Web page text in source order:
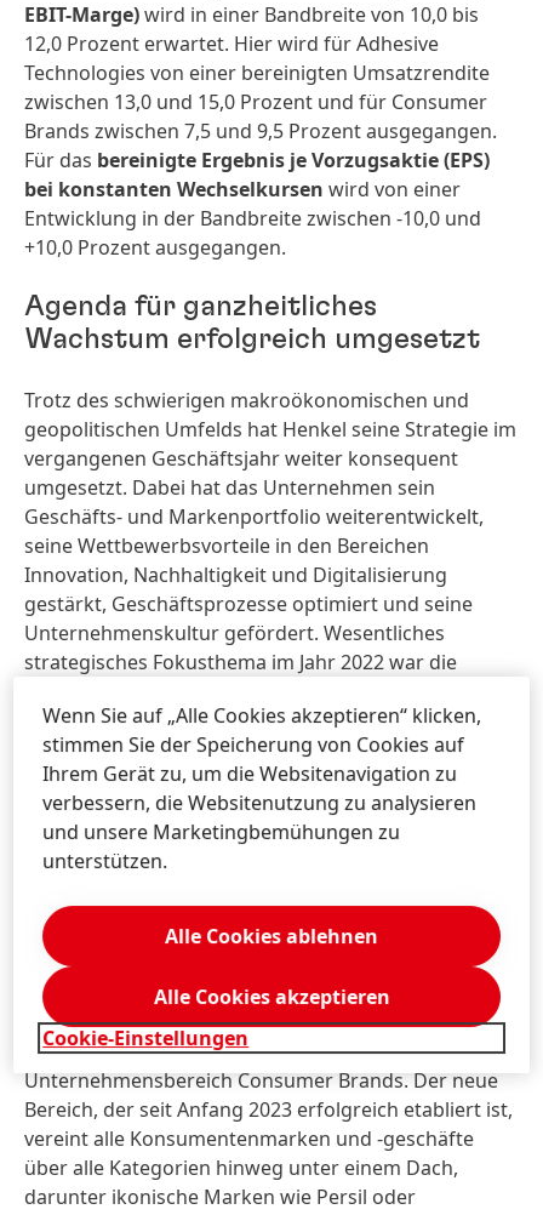
EBIT-Marge)wird in einer Bandbreite von 10,0 bis
12,0 Prozent erwartet. Hier wird für Adhesive
Technologies von einer bereinigten Umsatzrendite
zwischen 13,0 und 15,0 Prozent und für Consumer
Brands zwischen 7,5 und 9,5 Prozent ausgegangen.
Für das bereinigte Ergebnis je Vorzugsaktie(EPS)
bei konstanten Wechselkursen wird von einer
Entwicklung in der Bandbreite zwischen -10,0 und
+10,0 Prozent ausgegangen.
Agenda für ganzheitliches
Wachstum erfolgreich umgesetzt
Trotz des schwierigen makroökonomischen und
geopolitischen Umfelds hat Henkel seine Strategie im
vergangenen Geschäftsjahr weiter konsequent
umgesetzt. Dabei hat das Unternehmen sein
Geschäfts- und Markenportfolio weiterentwickelt,
seine Wettbewerbsvorteile in den Bereichen
Innovation, Nachhaltigkeit und Digitalisierung
gestärkt, Geschäftsprozesse optimiert und seine
Unternehmenskultur gefördert. Wesentliches
strategisches Fokusthema im Jahr 2022 war die
Laundry & Home Care und Beauty Care in den
integrierten Bereich Consumer Brands.
Neuer Unternehmensbereich
Consumer Brands erfolgreich
etabliert
Ende Januar 2022 hatte Henkel eine der größten
Veränderungen des Unternehmens in den letzten
Jahrzehnten angekündigt: die Zusammenführung der
beiden Konsumentengeschäfte Laundry & Home
Care und Beauty Care in den integrierten
Unternehmensbereich Consumer Brands. Der neue
Bereich, der seit Anfang 2023 erfolgreich etabliert ist,
vereint alle Konsumentenmarken und -geschäfte
über alle Kategorien hinweg unter einem Dach,
darunter ikonische Marken wie Persil oder
Wenn Sie auf „Alle Cookies akzeptieren“ klicken,
stimmen Sie der Speicherung von Cookies auf
Ihrem Gerät zu, um die Websitenavigation zu
verbessern, die Websitenutzung zu analysieren
und unsere Marketingbemühungen zu
unterstützen.
Cookie-Einstellungen
Alle Cookies ablehnen
Alle Cookies akzeptieren